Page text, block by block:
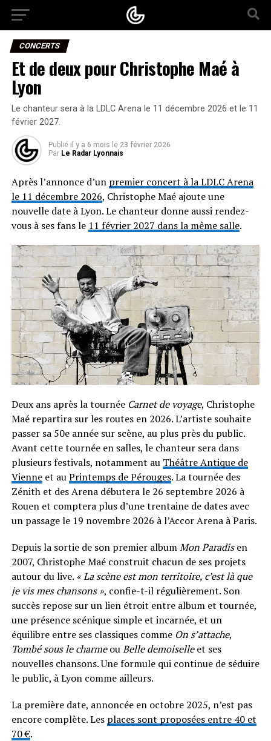
CONCERTS
Et de deux pour Christophe Maé à
Lyon
Le chanteur sera à la LDLC Arena le 11 décembre 2026 et le 11
février 2027.
Publié il y a 6 mois le 23 février 2026
Par Le Radar Lyonnais
Après l’annonce d’un premier concert à la LDLC Arena
le 11 décembre 2026, Christophe Maé ajoute une
nouvelle date à Lyon. Le chanteur donne aussi rendez-
vous à ses fans le 11 février 2027 dans la même salle.
Deux ans après la tournée Carnet de voyage, Christophe
Maé repartira sur les routes en 2026. L’artiste souhaite
passer sa 50e année sur scène, au plus près du public.
Avant cette tournée en salles, le chanteur sera dans
plusieurs festivals, notamment au Théâtre Antique de
Vienneet auPrintemps de Pérouges. La tournée des
Zénith et des Arena débutera le 26 septembre 2026 à
Rouen et comptera plus d’une trentaine de dates avec
un passage le 19 novembre 2026 à l’Accor Arena à Paris.
Depuis la sortie de son premier albumMon Paradisen
2007, Christophe Maé construit chacun de ses projets
autour du live. « La scène est mon territoire, c’est là que
je vis mes chansons », confie-t-il régulièrement. Son
succès repose sur un lien étroit entre album et tournée,
une présence scénique simple et incarnée, et un
équilibre entre ses classiques commeOn s’attache,
Tombé sous le charmeouBelle demoiselleet ses
nouvelles chansons. Une formule qui continue de séduire
le public, à Lyon comme ailleurs.
La première date, annoncée en octobre 2025, n’est pas
encore complète. Les places sont proposées entre 40 et
70 €.